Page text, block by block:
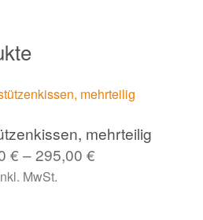
mehrteilig
€– 295,00 €
MwSt.